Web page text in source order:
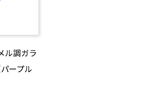
ル調ガラ
ープル